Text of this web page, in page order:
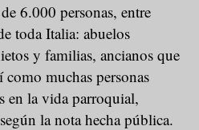
6.000 personas, entre
toda Italia: abuelos
y familias, ancianos que
como muchas personas
en la vida parroquial,
la nota hecha pública.